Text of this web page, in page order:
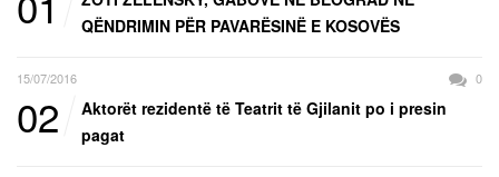
QËNDRIMIN PËR PAVARËSINË E KOSOVËS
15/07/2016 0
02
Aktorët rezidentë të Teatrit të Gjilanit po i presin
pagat